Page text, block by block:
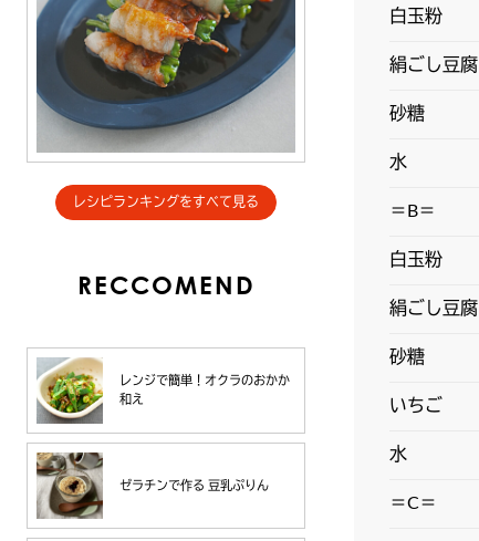
レシピランキングをすべて見る
RECCOMEND
レンジで簡単！オクラのおかか
和え
ゼラチンで作る 豆乳ぷりん
白玉粉
絹ごし豆腐
砂糖
水
＝B＝
白玉粉
絹ごし豆腐
砂糖
いちご
水
＝C＝